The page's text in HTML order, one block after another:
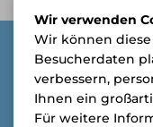
Wir verwenden
Wir können diese
Besucherdaten
verbessern,
Ihnen ein
Für weitere